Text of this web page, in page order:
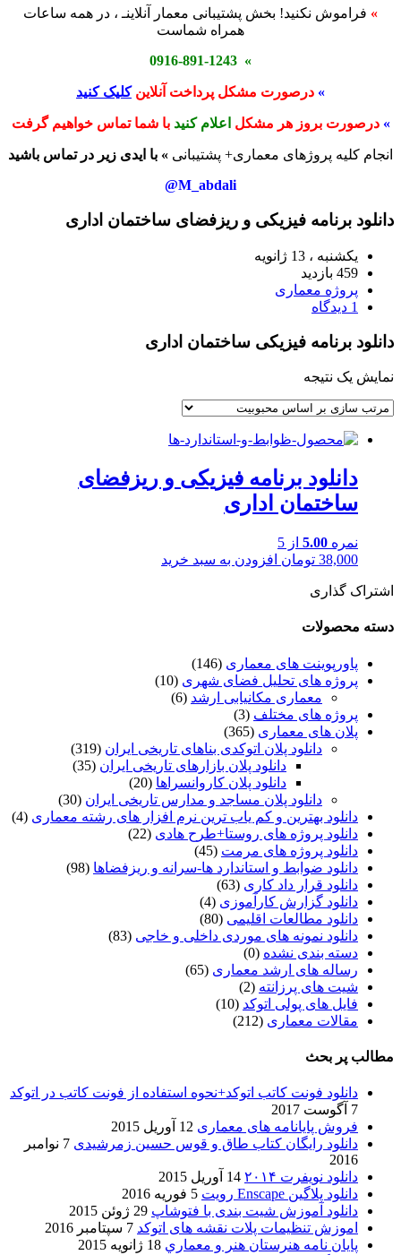
» فراموش نکنید! بخش پشتیبانی معمار آنلاینـ ، در همه ساعات
همراه شماست
» 0916-891-1243
» درصورت مشکل پرداخت آنلاینکلیک کنید
» درصورت بروز هر مشکل اعلام کنید با شما تماس خواهیم گرفت
انجام کلیه پروژهای معماری+ پشتیبانی » با ایدی زیر در تماس باشید
M_abdali@
دانلود برنامه فیزیکی و ریزفضای ساختمان اداری
یکشنبه ، 13 ژانویه
459 بازدید
پروژه معماری
1 دیدگاه
دانلود برنامه فیزیکی ساختمان اداری
نمایش یک نتیجه
دانلود برنامه فیزیکی و ریزفضای
ساختمان اداری
نمره 5.00 از 5
38,000 تومان افزودن به سبد خرید
اشتراک گذاری
دسته محصولات
پاورپوینت های معماری (146)
پروژه های تحلیل فضای شهری (10)
معماری مکانیابی ارشد (6)
پروژه های مختلف (3)
پلان های معماری (365)
دانلود پلان اتوکدی بناهای تاریخی ایران (319)
دانلود پلان بازارهای تاریخی ایران (35)
دانلود پلان کاروانسراها (20)
دانلود پلان مساجد و مدارس تاریخی ایران (30)
دانلود بهترین و کم یاب ترین نرم افزار های رشته معماری (4)
دانلود پروژه های روستا+طرح هادی (22)
دانلود پروژه های مرمت (45)
دانلود ضوابط و استاندارد ها-سرانه و ریزفضاها (98)
دانلود قرار داد کاری (63)
دانلود گزارش کارآموزی (4)
دانلود مطالعات اقلیمی (80)
دانلود نمونه های موردی داخلی و خاجی (83)
دسته بندی نشده (0)
رساله های ارشد معماری (65)
شیت های پرزانته (2)
فایل های پولی اتوکد (10)
مقالات معماری (212)
مطالب پر بحث
دانلود فونت کاتب اتوکد+نحوه استفاده از فونت کاتب در اتوکد
7 آگوست 2017
فروش پایانامه های معماری 12 آوریل 2015
دانلود رایگان کتاب طاق و قوس حسین زمرشیدی
7 نوامبر
2016
دانلود نویفرت ۲۰۱۴
14 آوریل 2015
دانلود پلاگین Enscape رویت
5 فوریه 2016
دانلود آموزش شیت بندی با فتوشاپ 29 ژوئن 2015
اموزش تنظیمات پلات نقشه های اتوکد 7 سپتامبر 2016
پایان نامه هنرستان هنر و معماري 18 ژانویه 2015